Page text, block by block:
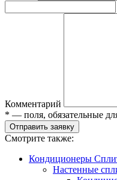
Комментарий
* — поля, обязательные
Отправить заявку
Смотрите также:
Кондиционеры
Настенные